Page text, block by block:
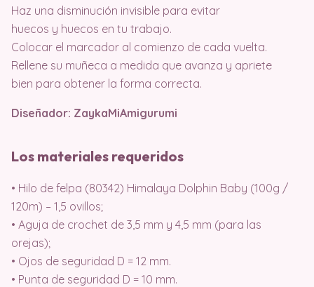
Haz una disminución invisible para evitar
huecos y huecos en tu trabajo.
Colocar el marcador al comienzo de cada vuelta.
Rellene su muñeca a medida que avanza y apriete
bien para obtener la forma correcta.
Diseñador: ZaykaMiAmigurumi
Los materiales requeridos
• Hilo de felpa (80342) Himalaya Dolphin Baby (100g /
120m) – 1,5 ovillos;
• Aguja de crochet de 3,5 mm y 4,5 mm (para las
orejas);
• Ojos de seguridad D = 12 mm.
• Punta de seguridad D = 10 mm.